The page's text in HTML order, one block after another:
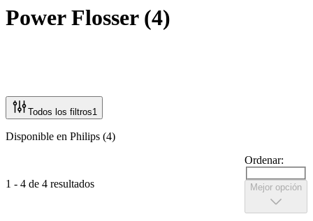
Power Flosser(4)
Todos los filtros1
Disponible en Philips (4)
1 - 4 de 4 resultados
Ordenar:
Mejor opción